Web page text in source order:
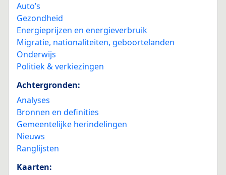
Auto’s
Gezondheid
Energieprijzen en energieverbruik
Migratie, nationaliteiten, geboortelanden
Onderwijs
Politiek & verkiezingen
Achtergronden:
Analyses
Bronnen en definities
Gemeentelijke herindelingen
Nieuws
Ranglijsten
Kaarten: